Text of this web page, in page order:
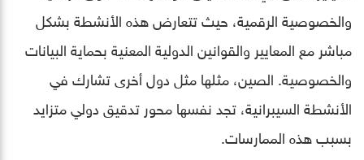
والخصوصية الرقمية، حيث تتعارض هذه الأنشطة بشكل
مباشر مع المعايير والقوانين الدولية المعنية بحماية البيانات
والخصوصية. الصين، مثلها مثل دول أخرى تشارك في
الأنشطة السيبرانية، تجد نفسها محور تدقيق دولي متزايد
بسبب هذه الممارسات.